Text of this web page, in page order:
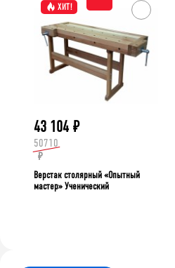
ХИТ!
43 104 ₽
50710
₽
Верстак столярный «Опытный
мастер» Ученический